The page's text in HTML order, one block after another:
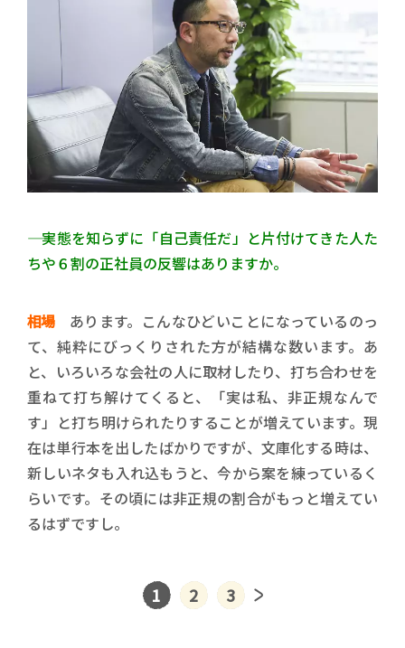
―― 実態を知らずに「自己責任だ」と片付けてきた人た
ちや６割の正社員の反響はありますか。
相場あります。こんなひどいことになっているのっ
て、純粋にびっくりされた方が結構な数います。あ
と、いろいろな会社の人に取材したり、打ち合わせを
重ねて打ち解けてくると、「実は私、非正規なんで
す」と打ち明けられたりすることが増えています。現
在は単行本を出したばかりですが、文庫化する時は、
新しいネタも入れ込もうと、今から案を練っているく
らいです。その頃には非正規の割合がもっと増えてい
るはずですし。
1 2 3